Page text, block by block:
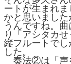
ートが生まれ
かと思いまし
うんですね。
り「アシタカ
縦フルートで
した。
奏法②は「声